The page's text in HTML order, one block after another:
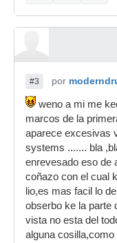
#3 por
weno a mi me
marcos de la
aparece excesivas
systems ....... bla
enrevesado eso de
coñazo con el cual
lio,es mas facil lo
obserbo ke la parte
vista no esta del
alguna